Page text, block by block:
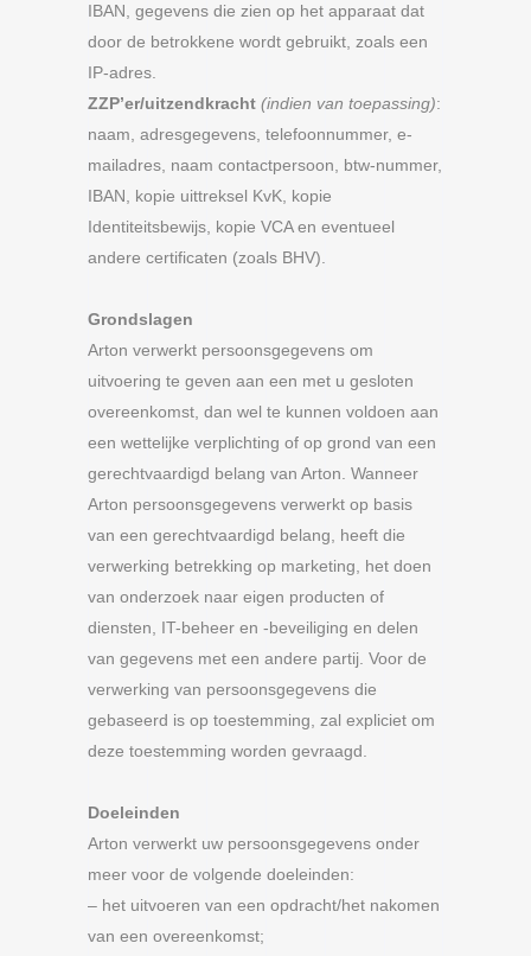
IBAN, gegevens die zien op het apparaat dat
door de betrokkene wordt gebruikt, zoals een
IP-adres.
ZZP’er/uitzendkracht (indien van toepassing):
naam, adresgegevens, telefoonnummer, e-
mailadres, naam contactpersoon, btw-nummer,
IBAN, kopie uittreksel KvK, kopie
Identiteitsbewijs, kopie VCA en eventueel
andere certificaten (zoals BHV).
Grondslagen
Arton verwerkt persoonsgegevens om
uitvoering te geven aan een met u gesloten
overeenkomst, dan wel te kunnen voldoen aan
een wettelijke verplichting of op grond van een
gerechtvaardigd belang van Arton. Wanneer
Arton persoonsgegevens verwerkt op basis
van een gerechtvaardigd belang, heeft die
verwerking betrekking op marketing, het doen
van onderzoek naar eigen producten of
diensten, IT-beheer en -beveiliging en delen
van gegevens met een andere partij. Voor de
verwerking van persoonsgegevens die
gebaseerd is op toestemming, zal expliciet om
deze toestemming worden gevraagd.
Doeleinden
Arton verwerkt uw persoonsgegevens onder
meer voor de volgende doeleinden:
– het uitvoeren van een opdracht/het nakomen
van een overeenkomst;